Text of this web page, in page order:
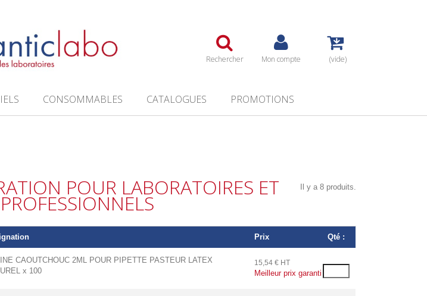
Rechercher Mon compte (vide)
CONSOMMABLES CATALOGUES PROMOTIONS
POUR LABORATOIRES ET
PROFESSIONNELS
Il y a 8 produits.
Prix Qté :
CAOUTCHOUC 2ML POUR PIPETTE PASTEUR LATEX
x 100
15,54 € HT
Meilleur prix garanti